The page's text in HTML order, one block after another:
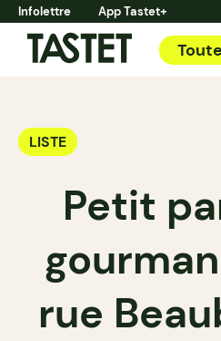
Infolettre App Tastet+
LISTE
Petit
rue